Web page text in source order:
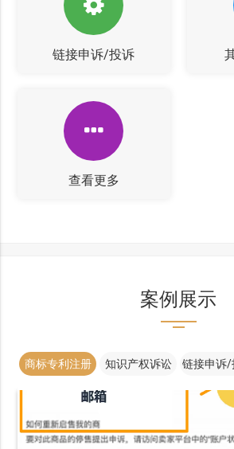
链接申诉/投诉
查看更多
案例展示
商标专利注册 知识产权诉讼 链接申诉/